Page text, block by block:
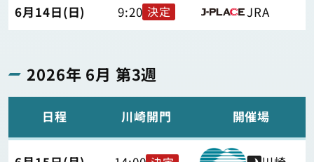
6月14日(日) 9:20 決定 JRA
2026年 6月 第3週
日程 川崎開門 開催場